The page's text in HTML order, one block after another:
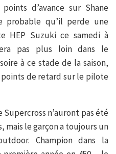
d’avance sur Shane
probable qu’il perde une
HEP Suzuki ce samedi à
pas plus loin dans le
à ce stade de la saison,
points de retard sur le pilote
Supercross n’auront pas été
mais le garçon a toujours un
Champion dans la